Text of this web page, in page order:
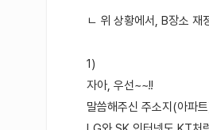
ㄴ 위 상황에서, B장소 재
1)
자아, 우선~~!!
말씀해주신 주소지(아파